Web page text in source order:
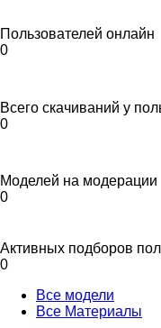
Пользователей онлайн
0
Всего скачиваний у
0
Моделей на модерации
0
Активных подборов
0
Все модели
Все Материалы